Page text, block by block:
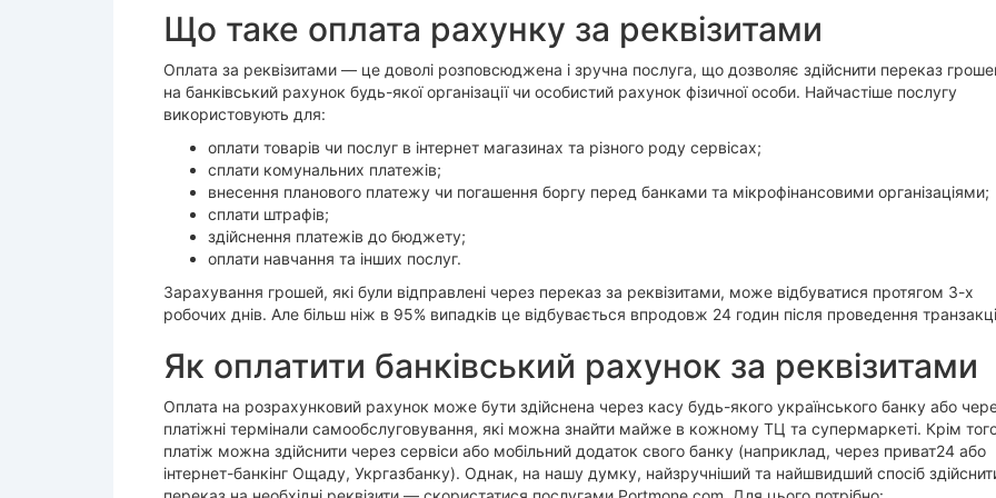
Що таке оплата рахунку за реквізитами
Оплата за реквізитами — це доволі розповсюджена і зручна послуга, що дозволяє здійснити переказ
на банківський рахунок будь-якої організації чи особистий рахунок фізичної особи. Найчастіше послугу
використовують для:
оплати товарів чи послуг в інтернет магазинах та різного роду сервісах;
сплати комунальних платежів;
внесення планового платежу чи погашення боргу перед банками та мікрофінансовими організаціями;
сплати штрафів;
здійснення платежів до бюджету;
оплати навчання та інших послуг.
Зарахування грошей, які були відправлені через переказ за реквізитами, може відбуватися протягом 3-х
робочих днів. Але більш ніж в 95% випадків це відбувається впродовж 24 годин після проведення
Як оплатити банківський рахунок за реквізитами
Оплата на розрахунковий рахунок може бути здійснена через касу будь-якого українського банку або
платіжні термінали самообслуговування, які можна знайти майже в кожному ТЦ та супермаркеті. Крім
платіж можна здійснити через сервіси або мобільний додаток свого банку (наприклад, через приват24 або
інтернет-банкінг Ощаду, Укргазбанку). Однак, на нашу думку, найзручніший та найшвидший спосіб